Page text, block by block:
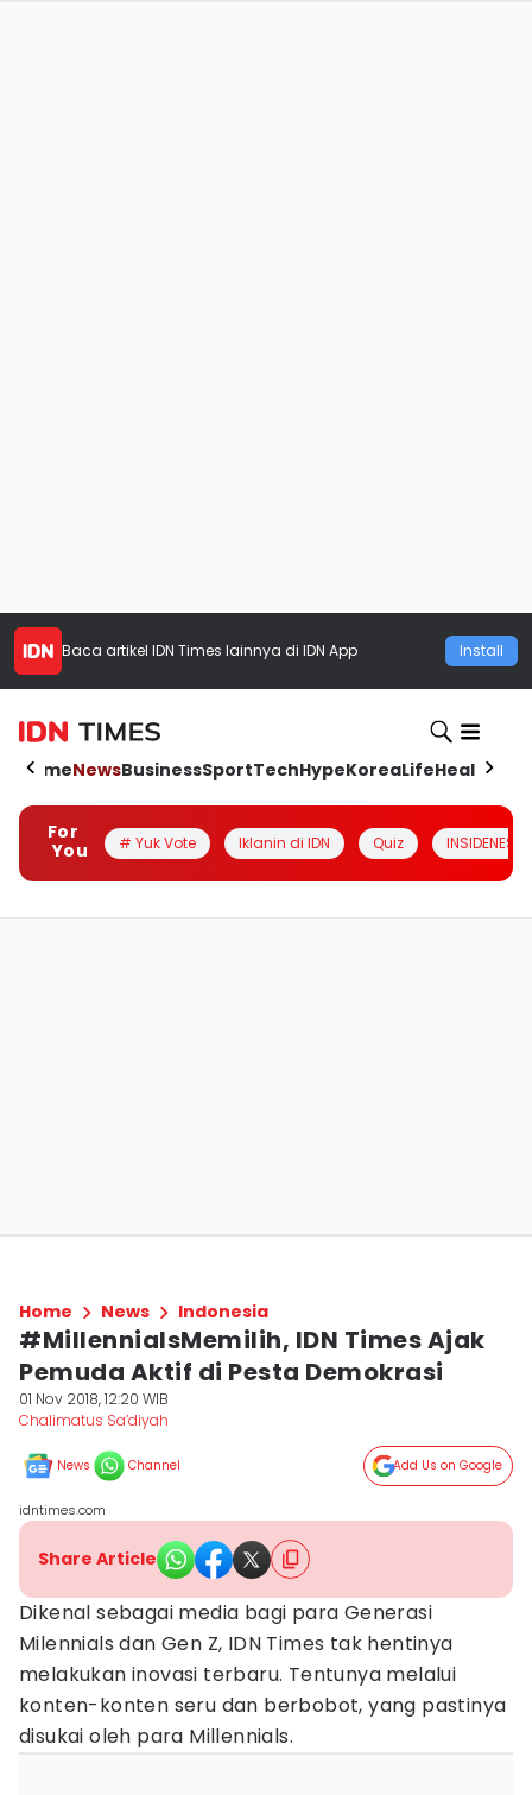
Baca artikel IDN Times lainnya di IDN App Install
HomeNewsBusinessSportTechHypeKoreaLifeHealth
For
You
# Yuk Vote Iklanin di IDN Quiz INSIDENESIA
Home News Indonesia
#MillennialsMemilih, IDN Times Ajak
Pemuda Aktif di Pesta Demokrasi
01 Nov 2018, 12:20 WIB
Chalimatus Sa’diyah
News Channel Add Us on Google
idntimes.com
Share Article
Dikenal sebagai media bagi para Generasi
Milennials dan Gen Z, IDN Times tak hentinya
melakukan inovasi terbaru. Tentunya melalui
konten-konten seru dan berbobot, yang pastinya
disukai oleh para Millennials.